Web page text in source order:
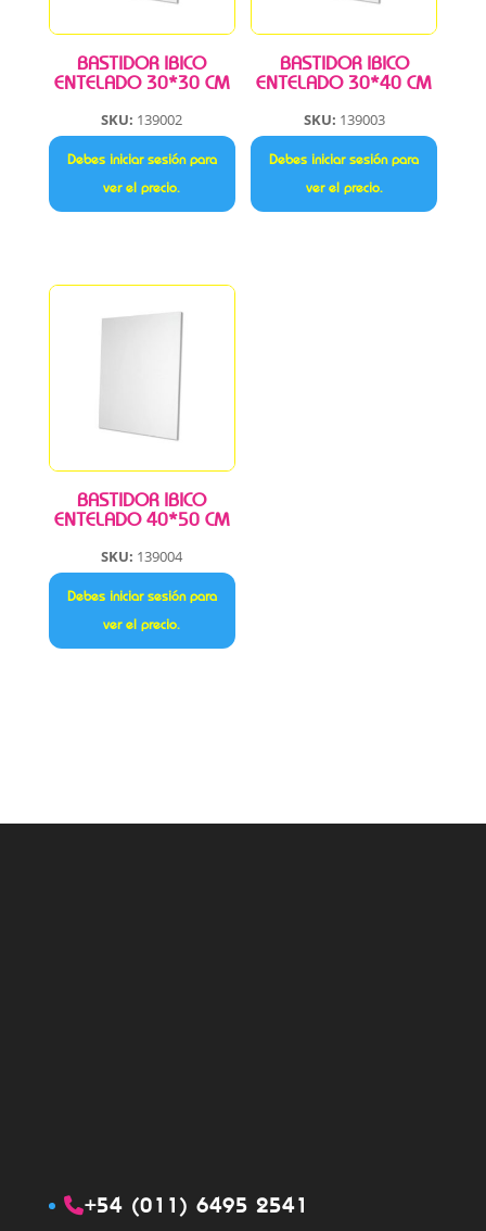
BASTIDOR IBICO
ENTELADO 30*30 CM
SKU: 139002
Debes iniciar sesión para
ver el precio.
BASTIDOR IBICO
ENTELADO 30*40 CM
SKU: 139003
Debes iniciar sesión para
ver el precio.
BASTIDOR IBICO
ENTELADO 40*50 CM
SKU: 139004
Debes iniciar sesión para
ver el precio.
+54 (011) 6495 2541